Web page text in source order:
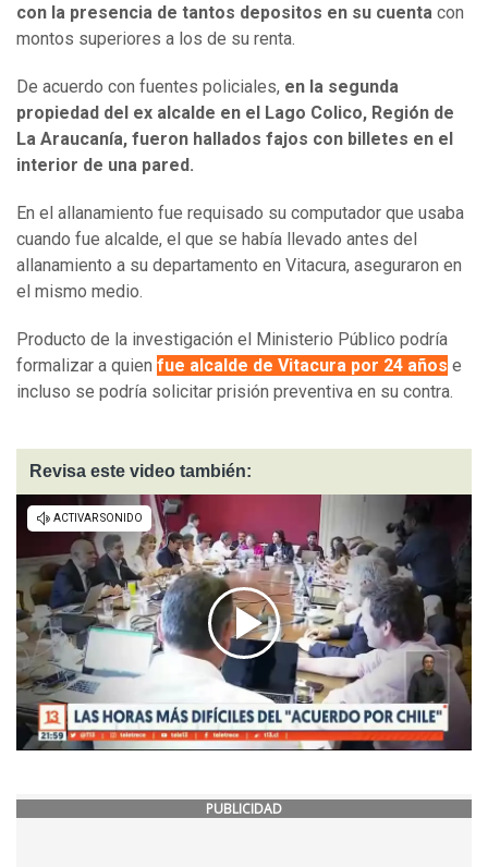
con la presencia de tantos depositos en su cuenta con
montos superiores a los de su renta.
De acuerdo con fuentes policiales, en la segunda
propiedad del ex alcalde en el Lago Colico, Región de
La Araucanía, fueron hallados fajos con billetes en el
interior de una pared.
En el allanamiento fue requisado su computador que usaba
cuando fue alcalde, el que se había llevado antes del
allanamiento a su departamento en Vitacura, aseguraron en
el mismo medio.
Producto de la investigación el Ministerio Público podría
formalizar a quien fue alcalde de Vitacura por 24 años e
incluso se podría solicitar prisión preventiva en su contra.
Revisa este video también:
PUBLICIDAD